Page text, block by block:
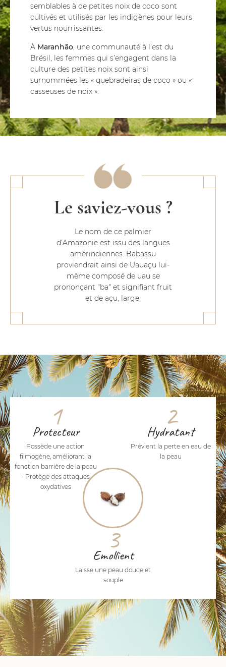
semblables à de petites noix de coco sont
cultivés et utilisés par les indigènes pour leurs
vertus nourrissantes.
À Maranhão, une communauté à l’est du
Brésil, les femmes qui s’engagent dans la
culture des petites noix sont ainsi
surnommées les « quebradeiras de coco » ou «
casseuses de noix ».
Le saviez-vous ?
Le nom de ce palmier
d’Amazonie est issu des langues
amérindiennes. Babassu
proviendrait ainsi de Uauaçu lui-
même composé de uau se
prononçant "ba" et signifiant fruit
et de açu, large.
1
Protecteur
Possède une action
filmogène, améliorant la
fonction barrière de la peau
- Protège des attaques
oxydatives
2
Hydratant
Prévient la perte en eau de
la peau
3
Emollient
Laisse une peau douce et
souple